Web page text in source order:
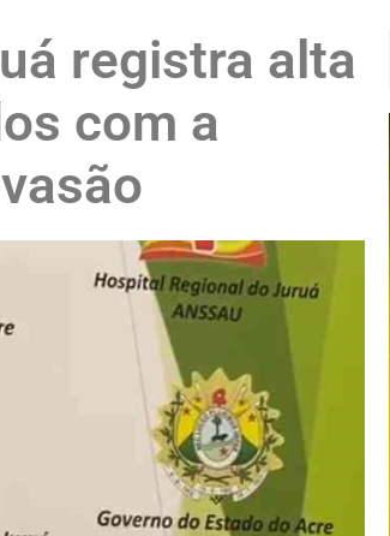
registra alta
com a